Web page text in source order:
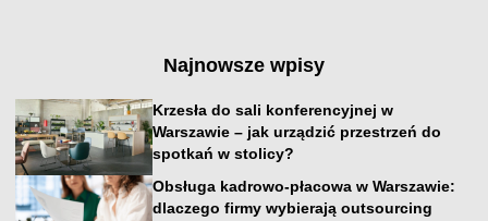
Najnowsze wpisy
Krzesła do sali konferencyjnej w
Warszawie – jak urządzić przestrzeń do
spotkań w stolicy?
Obsługa kadrowo-płacowa w Warszawie:
dlaczego firmy wybierają outsourcing